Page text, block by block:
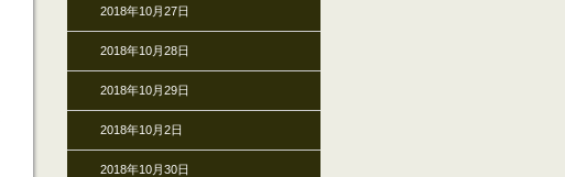
2018年10月27日
2018年10月28日
2018年10月29日
2018年10月2日
2018年10月30日